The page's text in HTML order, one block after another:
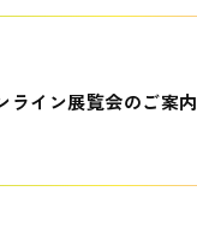
ライン展覧会のご案内